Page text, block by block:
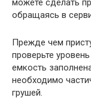
можете сделать
обращаясь в
Прежде чем
проверьте
емкость
необходимо
грушей.